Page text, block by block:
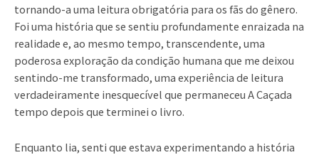
tornando-a uma leitura obrigatória para os fãs do gênero.
Foi uma história que se sentiu profundamente enraizada na
realidade e, ao mesmo tempo, transcendente, uma
poderosa exploração da condição humana que me deixou
sentindo-me transformado, uma experiência de leitura
verdadeiramente inesquecível que permaneceu A Caçada
tempo depois que terminei o livro.
Enquanto lia, senti que estava experimentando a história